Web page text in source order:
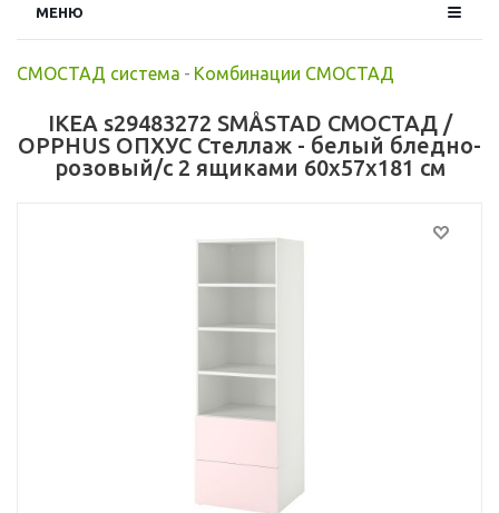
МЕНЮ
СМОСТАД система - Комбинации СМОСТАД
IKEA s29483272 SMÅSTAD СМОСТАД /
OPPHUS ОПХУС Стеллаж - белый бледно-
розовый/с 2 ящиками 60x57x181 см